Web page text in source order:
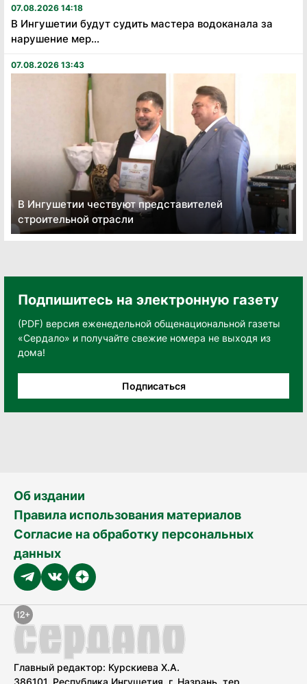
07.08.2026 14:18
В Ингушетии будут судить мастера водоканала за
нарушение мер...
07.08.2026 13:43
В Ингушетии чествуют представителей
строительной отрасли
Подпишитесь на электронную газету
(PDF) версия еженедельной общенациональной газеты
«Сердало» и получайте свежие номера не выходя из
дома!
Подписаться
Об издании
Правила использования материалов
Согласие на обработку персональных
данных
Главный редактор: Курскиева Х.А.
386101, Республика Ингушетия, г. Назрань, тер.